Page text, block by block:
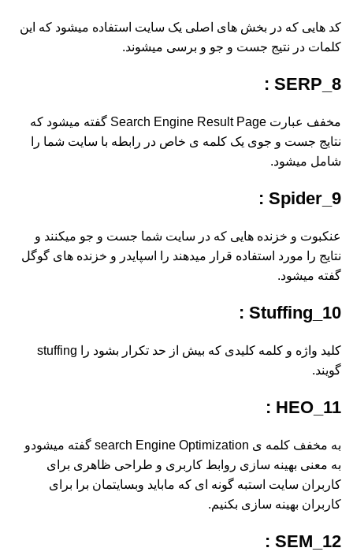
کد هایی که در بخش های اصلی یک سایت استفاده میشود که این
کلمات در نتیج جست و جو و برسی میشوند.
8_SERP :
مخفف عبارت Search Engine Result Page گفته میشود که
نتایج جست و جوی یک کلمه ی خاص در رابطه با سایت شما را
شامل میشود.
9_Spider :
عنکبوت و خزنده هایی که در سایت شما جست و جو میکنند و
نتایج را مورد استفاده قرار میدهند را اسپایدر و خزنده های گوگل
گفته میشود.
10_Stuffing :
کلید واژه و کلمه کلیدی که بیش از حد تکرار بشود را stuffing
گویند.
11_HEO :
به مخفف کلمه ی search Engine Optimization گفته میشودو
به معنی بهینه سازی روابط کاربری و طراحی ظاهری برای
کاربران سایت استبه گونه ای که ماباید وبسایتمان برا برای
کاربران بهینه سازی بکنیم.
12_SEM :